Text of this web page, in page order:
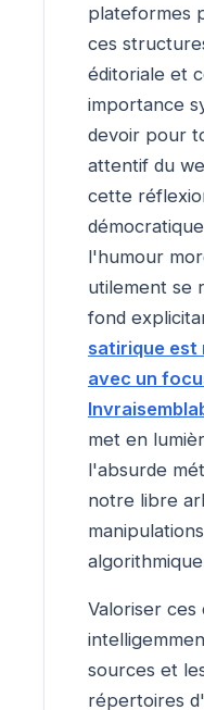
plateformes
ces
éditoriale et
importance
devoir pour
attentif du
cette
l'humour
utilement se
fond
satirique est
avec un
met en
l'absurde
notre libre
Valoriser
sources et
répertoires